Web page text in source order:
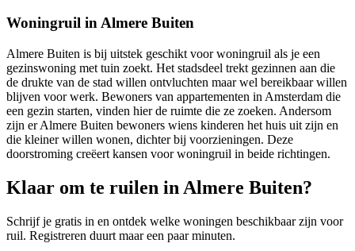
Woningruil in Almere Buiten
Almere Buiten is bij uitstek geschikt voorwoningruil als je een
gezinswoning met tuin zoekt. Het stadsdeel trekt gezinnen aan die
de drukte van de stad willen ontvluchten maar wel bereikbaar willen
blijven voor werk. Bewoners van appartementen in Amsterdam die
een gezin starten, vinden hier de ruimte die ze zoeken. Andersom
zijn er Almere Buiten bewoners wiens kinderen het huis uit zijn en
die kleiner willen wonen, dichter bij voorzieningen. Deze
doorstroming creëert kansen voor woningruil in beide richtingen.
Klaar om te ruilen in Almere Buiten?
Schrijf je gratis in en ontdek welke woningen beschikbaar zijn voor
ruil. Registreren duurt maar een paar minuten.